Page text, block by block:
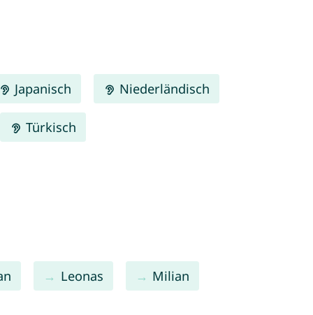
Japanisch Niederländisch
Türkisch
Leonas Milian